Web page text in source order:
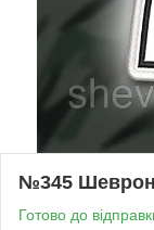
№345
Готово до